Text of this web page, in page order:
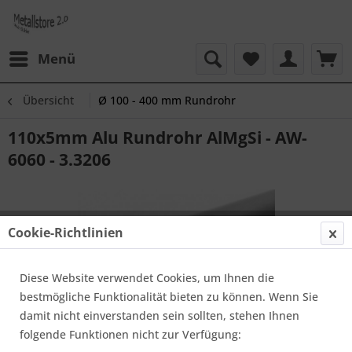
Menü
Übersicht Ø 100 - 400 mm Rundrohr
110x5mm Alu Rundrohr AlMgSi - AW-
6060 - 3.3206
Cookie-Richtlinien
Diese Website verwendet Cookies, um Ihnen die
bestmögliche Funktionalität bieten zu können. Wenn Sie
damit nicht einverstanden sein sollten, stehen Ihnen
folgende Funktionen nicht zur Verfügung: